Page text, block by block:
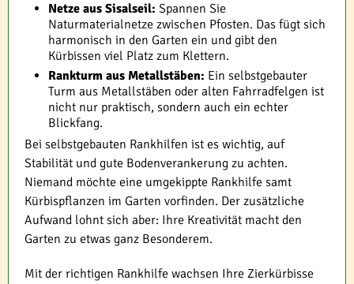
Netze aus Sisalseil: Spannen Sie
Naturmaterialnetze zwischen Pfosten. Das fügt sich
harmonisch in den Garten ein und gibt den
Kürbissen viel Platz zum Klettern.
Rankturm aus Metallstäben: Ein selbstgebauter
Turm aus Metallstäben oder alten Fahrradfelgen ist
nicht nur praktisch, sondern auch ein echter
Blickfang.
Bei selbstgebauten Rankhilfen ist es wichtig, auf
Stabilität und gute Bodenverankerung zu achten.
Niemand möchte eine umgekippte Rankhilfe samt
Kürbispflanzen im Garten vorfinden. Der zusätzliche
Aufwand lohnt sich aber: Ihre Kreativität macht den
Garten zu etwas ganz Besonderem.
Mit der richtigen Rankhilfe wachsen Ihre Zierkürbisse